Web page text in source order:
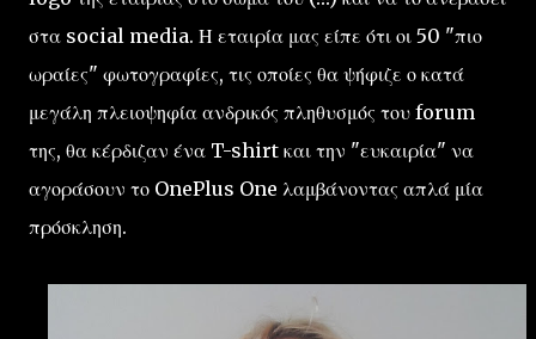
στα social media. Η εταιρία μας είπε ότι οι 50 "πιο
ωραίες" φωτογραφίες, τις οποίες θα ψήφιζε ο κατά
μεγάλη πλειοψηφία ανδρικός πληθυσμός του forum
της, θα κέρδιζαν ένα T-shirt και την "ευκαιρία" να
αγοράσουν το OnePlus One λαμβάνοντας απλά μία
πρόσκληση.